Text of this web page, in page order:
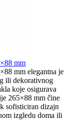
mm
mm elegantna je
ili dekorativnog
koje osigurava
265×88 mm čine
sofisticiran dizajn
izgledu doma ili